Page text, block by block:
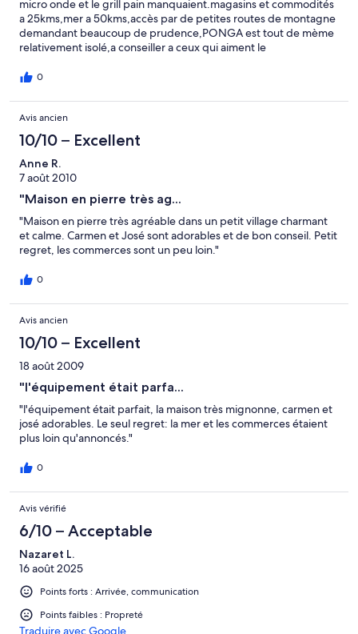
micro onde et le grill pain manquaient.magasins et commodités
a 25kms,mer a 50kms,accès par de petites routes de montagne
demandant beaucoup de prudence,PONGA est tout de mème
relativement isolé,a conseiller a ceux qui aiment le
0
Avis ancien
10/10 – Excellent
Anne R.
7 août 2010
"Maison en pierre très ag...
"Maison en pierre très agréable dans un petit village charmant
et calme. Carmen et José sont adorables et de bon conseil. Petit
regret, les commerces sont un peu loin."
0
Avis ancien
10/10 – Excellent
18 août 2009
"l'équipement était parfa...
"l'équipement était parfait, la maison très mignonne, carmen et
josé adorables. Le seul regret: la mer et les commerces étaient
plus loin qu'annoncés."
0
Avis vérifié
6/10 – Acceptable
Nazaret L.
16 août 2025
Points forts : Arrivée, communication
Points faibles : Propreté
Traduire avec Google